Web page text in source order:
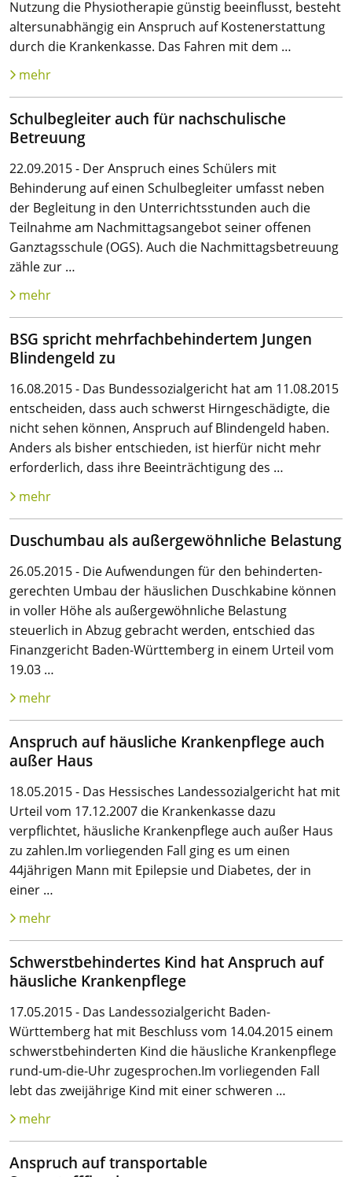
Nutzung die Physiotherapie günstig beeinflusst, besteht
altersunabhängig ein Anspruch auf Kostenerstattung
durch die Krankenkasse. Das Fahren mit dem …
mehr
Schulbegleiter auch für nachschulische
Betreuung
22.09.2015 - Der Anspruch eines Schülers mit
Behinderung auf einen Schulbegleiter umfasst neben
der Begleitung in den Unterrichtsstunden auch die
Teilnahme am Nachmittagsangebot seiner offenen
Ganztagsschule (OGS). Auch die Nachmittagsbetreuung
zähle zur …
mehr
BSG spricht mehrfachbehindertem Jungen
Blindengeld zu
16.08.2015 - Das Bundessozialgericht hat am 11.08.2015
entscheiden, dass auch schwerst Hirngeschädigte, die
nicht sehen können, Anspruch auf Blindengeld haben.
Anders als bisher entschieden, ist hierfür nicht mehr
erforderlich, dass ihre Beeinträchtigung des …
mehr
Duschumbau als außergewöhnliche Belastung
26.05.2015 - Die Aufwendungen für den behinderten­
gerechten Umbau der häuslichen Duschkabine können
in voller Höhe als außergewöhnliche Belastung
steuerlich in Abzug gebracht werden, entschied das
Finanzgericht Baden-Württemberg in einem Urteil vom
19.03 …
mehr
Anspruch auf häusliche Krankenpflege auch
außer Haus
18.05.2015 - Das Hessisches Landessozialgericht hat mit
Urteil vom 17.12.2007 die Krankenkasse dazu
verpflichtet, häusliche Krankenpflege auch außer Haus
zu zahlen.Im vorliegenden Fall ging es um einen
44jährigen Mann mit Epilepsie und Diabetes, der in
einer …
mehr
Schwerstbehindertes Kind hat Anspruch auf
häusliche Krankenpflege
17.05.2015 - Das Landessozialgericht Baden-
Württemberg hat mit Beschluss vom 14.04.2015 einem
schwerstbehinderten Kind die häusliche Krankenpflege
rund-um-die-Uhr zugesprochen.Im vorliegenden Fall
lebt das zweijährige Kind mit einer schweren …
mehr
Anspruch auf transportable